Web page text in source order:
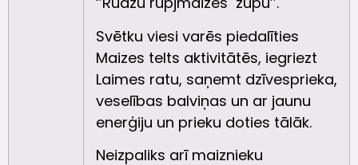
Svētku viesi varēs piedalīties
Maizes telts aktivitātēs, iegriezt
Laimes ratu, saņemt dzīvesprieka,
veselības balviņas un ar jaunu
enerģiju un prieku doties tālāk.
Neizpaliks arī maiznieku